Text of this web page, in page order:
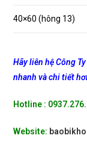
40×60 (hông 13)
Hãy liên hệ Công
nhanh và chi tiết
Hotline :
Website: